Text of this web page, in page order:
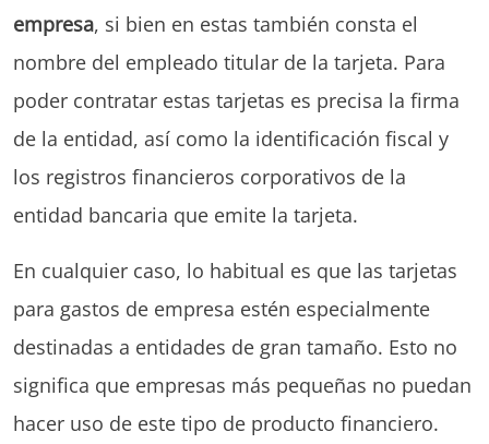
empresa, si bien en estas también consta el
nombre del empleado titular de la tarjeta. Para
poder contratar estas tarjetas es precisa la firma
de la entidad, así como la identificación fiscal y
los registros financieros corporativos de la
entidad bancaria que emite la tarjeta.
En cualquier caso, lo habitual es que las tarjetas
para gastos de empresa estén especialmente
destinadas a entidades de gran tamaño. Esto no
significa que empresas más pequeñas no puedan
hacer uso de este tipo de producto financiero.